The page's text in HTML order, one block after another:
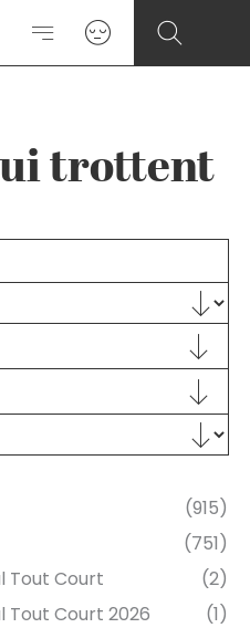
trottent
(915)
(751)
Tout Court
(2)
Tout Court 2026
(1)